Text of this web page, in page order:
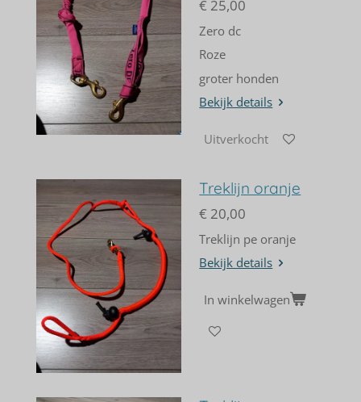
€ 25,00
Zero dc
Roze
groter honden
Bekijk details
Uitverkocht
Treklijn oranje
€ 20,00
Treklijn pe oranje
Bekijk details
In winkelwagen